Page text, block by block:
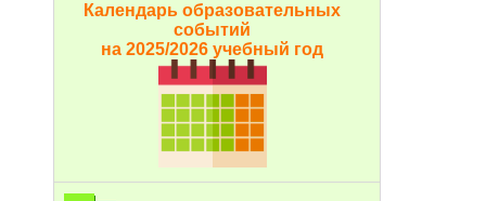
Календарь образовательных
событий
на 2025/2026 учебный год